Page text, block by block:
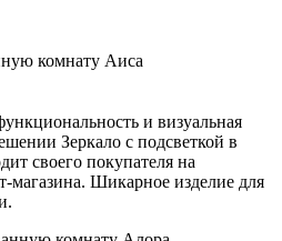
комнату Аиса
и визуальная
Зеркало с подсветкой в
своего покупателя на
магазина. Шикарное изделие для